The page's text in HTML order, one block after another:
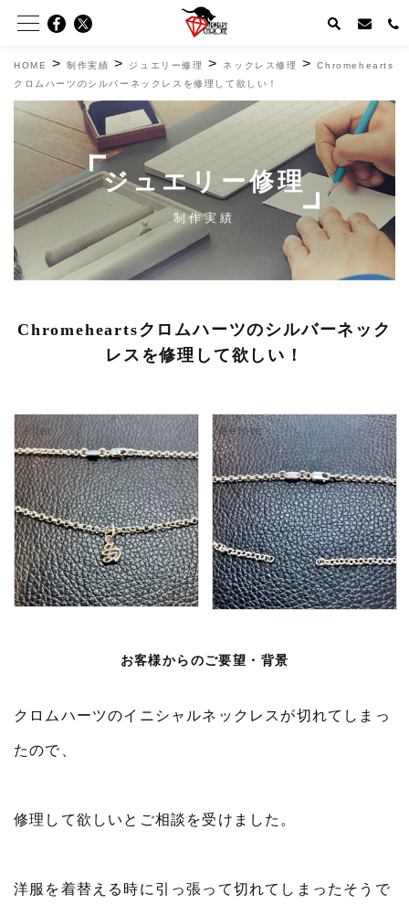
HOME >制作実績 > ジュエリー修理 > ネックレス修理 >Chromehearts
クロムハーツのシルバーネックレスを修理して欲しい！
ジュエリー修理
制作実績
Chromeheartsクロムハーツのシルバーネック
レスを修理して欲しい！
お客様からのご要望・背景
クロムハーツのイニシャルネックレスが切れてしまっ
たので、
修理して欲しいとご相談を受けました。
洋服を着替える時に引っ張って切れてしまったそうで